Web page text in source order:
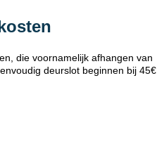
die voornamelijk afhangen van
deurslot beginnen bij 45€.